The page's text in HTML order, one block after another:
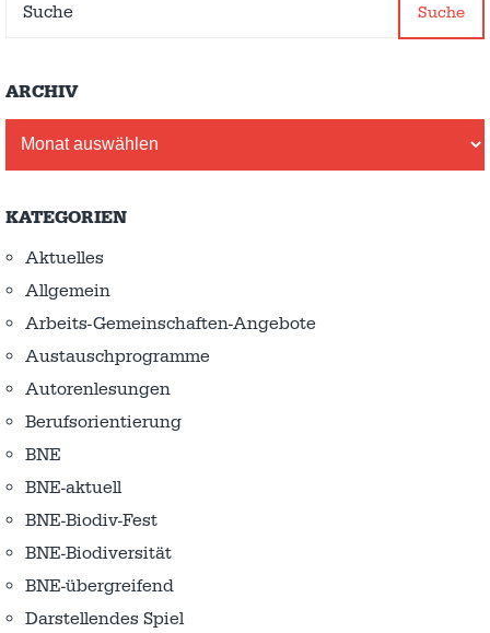
Suche
ARCHIV
KATEGORIEN
Aktuelles
Allgemein
Arbeits-Gemeinschaften-Angebote
Austausch­programme
Autorenlesungen
Berufsorientierung
BNE
BNE-aktuell
BNE-Biodiv-Fest
BNE-Biodiversität
BNE-übergreifend
Darstellendes Spiel